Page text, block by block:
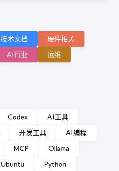
技术文档
硬件相关
AI行业
运维
Codex
AI工具
开发工具
AI编程
MCP
Ollama
Ubuntu Python